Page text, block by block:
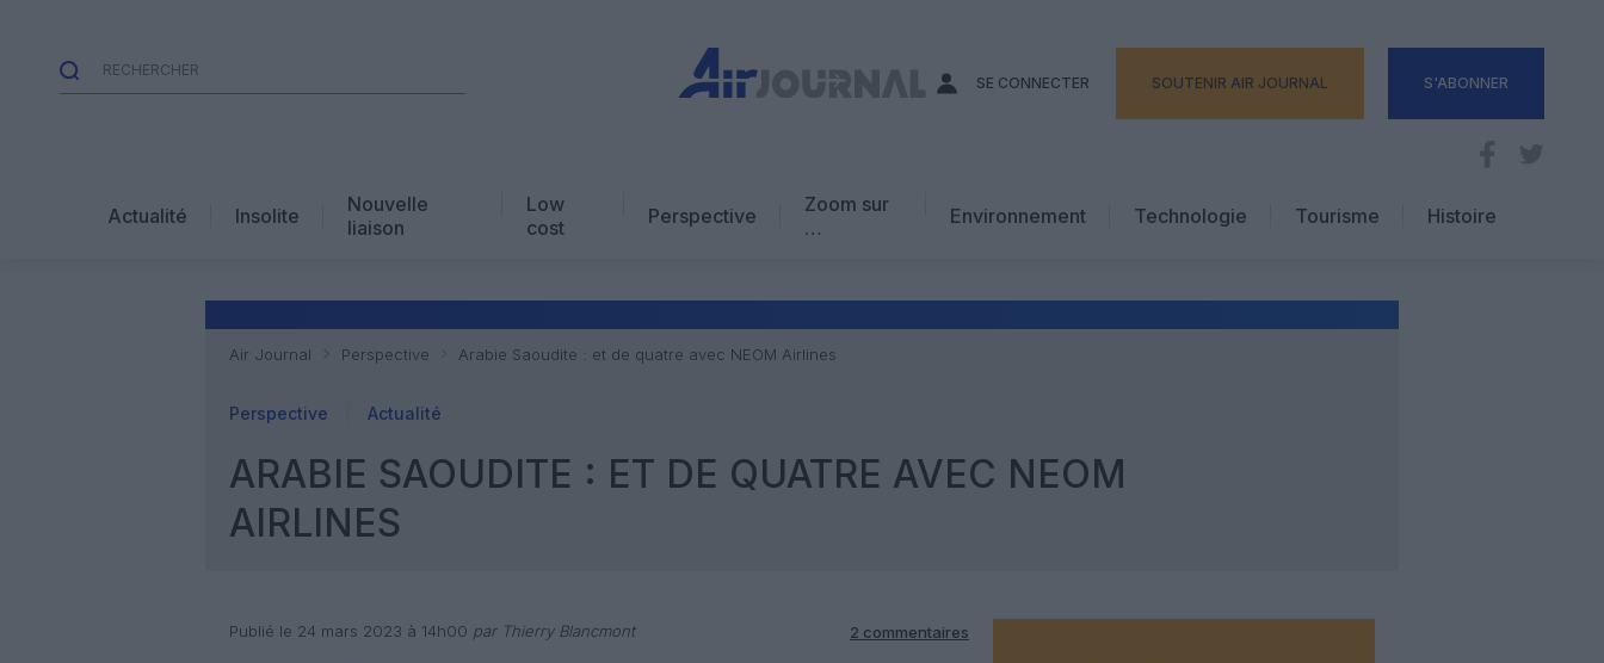
SE CONNECTER SOUTENIR AIR JOURNAL S'ABONNER
Actualité Insolite
Nouvelle
liaison
Low
cost
Perspective
Zoom sur
…
Avis d’expert
Environnement Technologie
Tourisme
Hôtellerie
Histoire
Air Journal Perspective Arabie Saoudite : et de quatre avec NEOM Airlines
Perspective Actualité
ARABIE SAOUDITE : ET DE QUATRE AVEC NEOM
AIRLINES
Publié le 24 mars 2023 à 14h00 par Thierry Blancmont 2 commentaires